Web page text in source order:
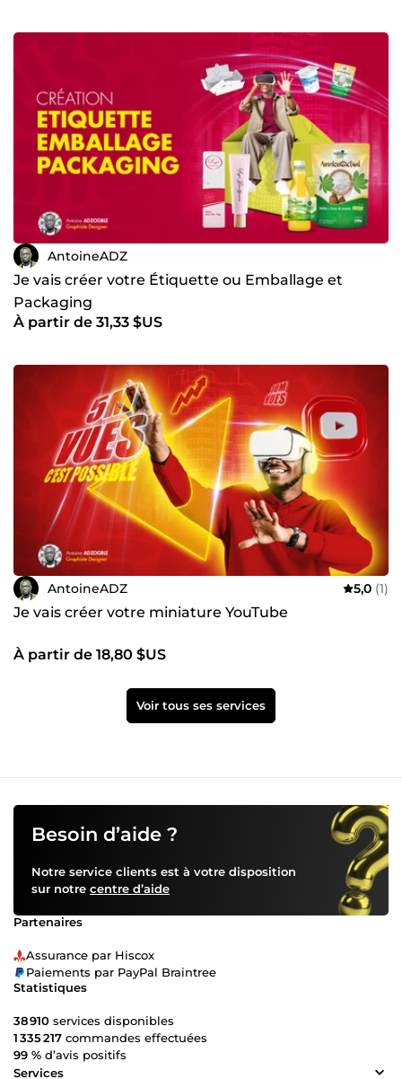
AntoineADZ
Je vais créer votre Étiquette ou Emballage et
Packaging
À partir de 31,33 $US
AntoineADZ 5,0 (1)
Je vais créer votre miniature YouTube
À partir de 18,80 $US
Voir tous ses services
Besoin d’aide ?
Notre service clients est à votre disposition
sur notre centre d’aide
Partenaires
Assurance par Hiscox
Paiements par PayPal Braintree
Statistiques
38 910 services disponibles
1 335 217 commandes effectuées
99 % d’avis positifs
Services